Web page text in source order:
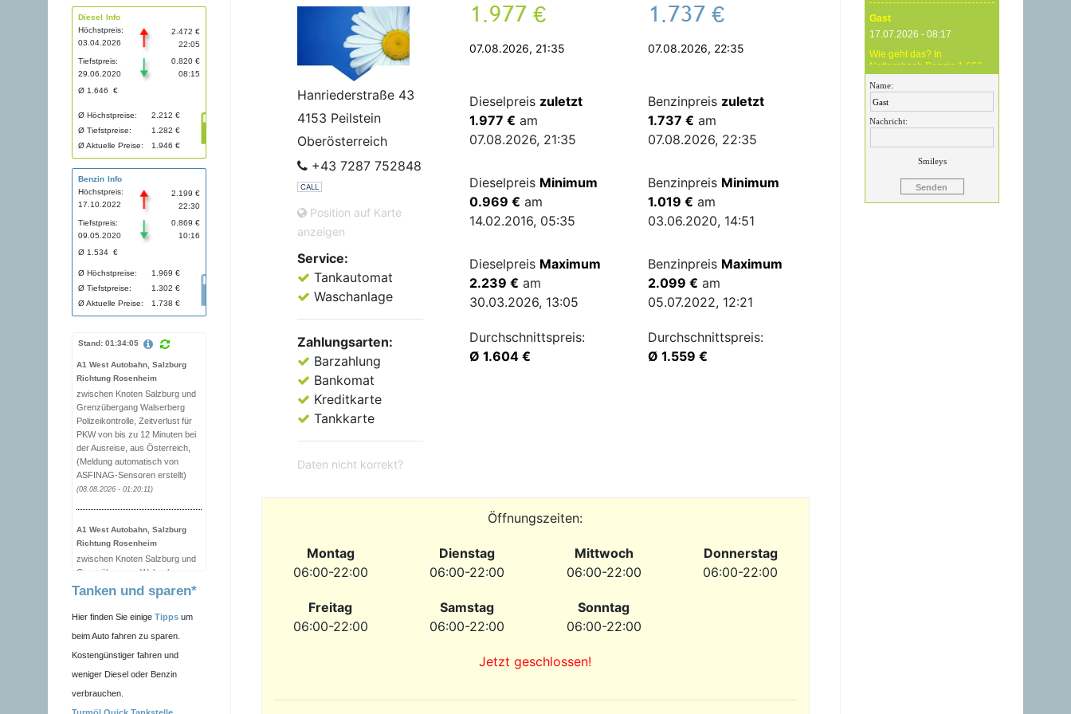
Diesel Info
Höchstpreis:
03.04.2026
2.472 €
22:05
Tiefstpreis:
29.06.2020
0.820 €
08:15
Ø 1.646 €
Ø Höchstpreise:
Ø Tiefstpreise:
Ø Aktuelle Preise:
2.212 €
1.282 €
1.946 €
Benzin Info
Höchstpreis:
17.10.2022
2.199 €
22:30
Tiefstpreis:
09.05.2020
0.869 €
10:16
Ø 1.534 €
Ø Höchstpreise:
Ø Tiefstpreise:
Ø Aktuelle Preise:
1.969 €
1.302 €
1.738 €
Stand: 01:34:05
A1 West Autobahn, Salzburg
Richtung Rosenheim
zwischen Knoten Salzburg und
Grenzübergang Walserberg
Polizeikontrolle, Zeitverlust für
PKW von bis zu 12 Minuten bei
der Ausreise, aus Österreich,
(Meldung automatisch von
ASFINAG-Sensoren erstellt)
(08.08.2026 - 01:20:11)
A1 West Autobahn, Salzburg
Richtung Rosenheim
zwischen Knoten Salzburg und
Grenzübergang Walserberg
Polizeikontrolle, Zeitverlust für
PKW von bis zu 10 Minuten bei
der Ausreise, aus Österreich,
ASFINAG-Sensoren erstellt)
(08.08.2026 - 01:10:01)
A1 West Autobahn, Salzburg
Richtung Rosenheim
Tanken und sparen*
Hier finden Sie einige Tipps um
beim Auto fahren zu sparen.
Kostengünstiger fahren und
weniger Diesel oder Benzin
verbrauchen.
Hanriederstraße 43
4153 Peilstein
Oberösterreich
+43 7287 752848
CALL
Position auf Karte
anzeigen
Service:
Tankautomat
Waschanlage
Zahlungsarten:
Barzahlung
Bankomat
Kreditkarte
Tankkarte
Daten nicht korrekt?
. €
07.08.2026, 21:35
Dieselpreis zuletzt
1.977 € am
07.08.2026, 21:35
Dieselpreis Minimum
0.969 € am
14.02.2016, 05:35
Dieselpreis Maximum
2.239 € am
30.03.2026, 13:05
Durchschnittspreis:
Ø 1.604 €
. €
07.08.2026, 22:35
Benzinpreis zuletzt
1.737 € am
07.08.2026, 22:35
Benzinpreis Minimum
1.019 € am
03.06.2020, 14:51
Benzinpreis Maximum
2.099 € am
05.07.2022, 12:21
Durchschnittspreis:
Ø 1.559 €
Öffnungszeiten:
Montag
06:00-22:00
Dienstag
06:00-22:00
Mittwoch
06:00-22:00
Donnerstag
06:00-22:00
Freitag
06:00-22:00
Samstag
06:00-22:00
Sonntag
06:00-22:00
Jetzt geschlossen!
Gast
17.07.2026 - 08:17
Wie geht das? In
Natternbach Benzin 1,666
Benzin 1,819 - das ist
Betrug !
17.07.2026 - 07:05
Märchenstunde :-) Vorort nix
zu sehen !
Name:
Nachricht:
Smileys